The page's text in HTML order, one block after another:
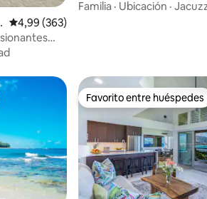
Calificación promedio: 4,99 de 5. 363
4,99 (363)
Familia · Ubicación ·
Favorito entre huéspedes
Favorito entre huéspedes